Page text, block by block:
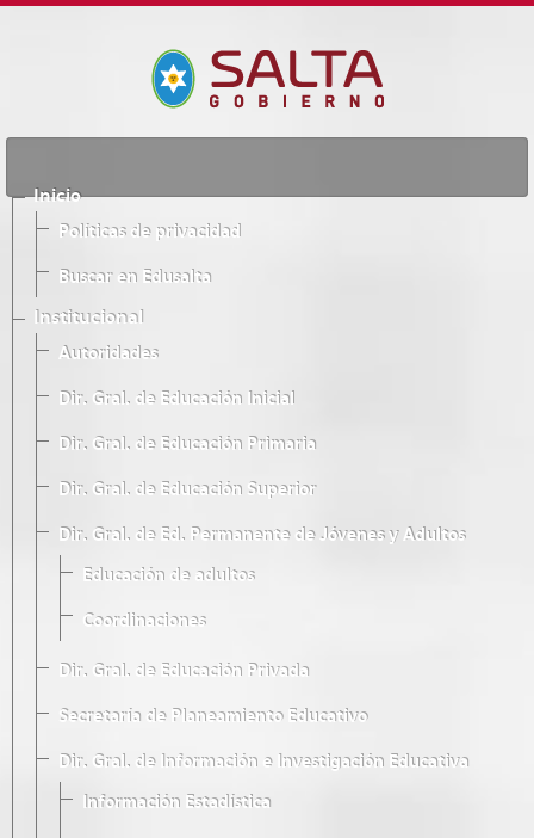
Inicio
Políticas de privacidad
Buscar en Edusalta
Institucional
Autoridades
Dir. Gral. de Educación Inicial
Dir. Gral. de Educación Primaria
Dir. Gral. de Educación Superior
Dir. Gral. de Ed. Permanente de Jóvenes y Adultos
Educación de adultos
Coordinaciones
Dir. Gral. de Educación Privada
Secretaría de Planeamiento Educativo
Dir. Gral. de Información e Investigación Educativa
Información Estadística